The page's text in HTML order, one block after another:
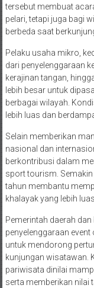
tersebut membuat
pelari, tetapi juga bagi
berbeda saat
Pelaku usaha mikro,
dari penyelenggaraan
kerajinan tangan,
lebih besar untuk
berbagai wilayah.
lebih luas dan
Selain memberikan
nasional dan
berkontribusi dalam
sport tourism.
tahun membantu
khalayak yang lebih luas.
Pemerintah daerah
penyelenggaraan
untuk mendorong
kunjungan wisatawan.
pariwisata dinilai
serta memberikan nilai